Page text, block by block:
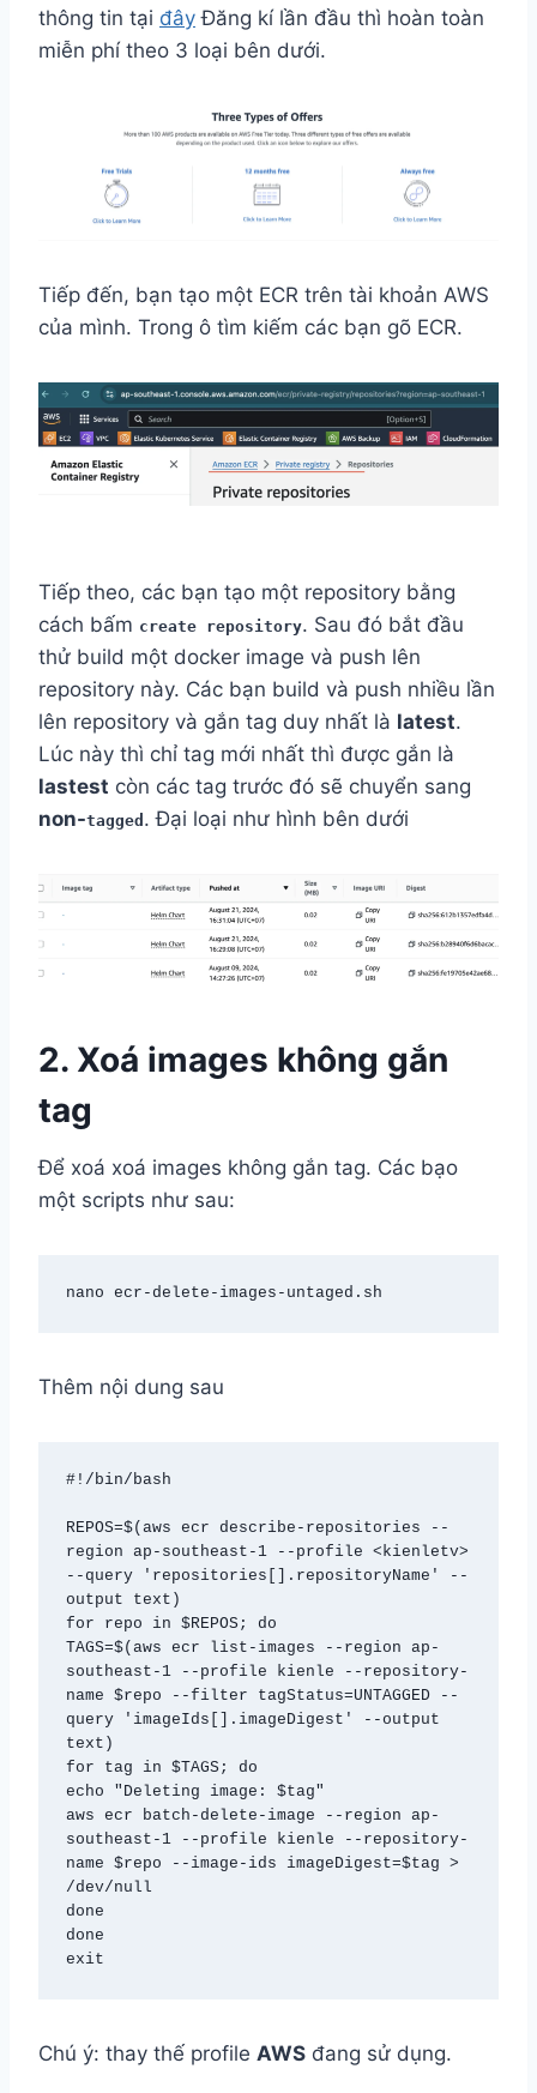
thông tin tại đây Đăng kí lần đầu thì hoàn toàn
miễn phí theo 3 loại bên dưới.
Tiếp đến, bạn tạo một ECR trên tài khoản AWS
của mình. Trong ô tìm kiếm các bạn gõ ECR.
Tiếp theo, các bạn tạo một repository bằng
cách bấm create repository. Sau đó bắt đầu
thử build một docker image và push lên
repository này. Các bạn build và push nhiều lần
lên repository và gắn tag duy nhất là latest.
Lúc này thì chỉ tag mới nhất thì được gắn là
lastest còn các tag trước đó sẽ chuyển sang
non-tagged . Đại loại như hình bên dưới
2. Xoá images không gắn
tag
Để xoá xoá images không gắn tag. Các bạo
một scripts như sau:
nano ecr-delete-images-untaged.sh
Thêm nội dung sau
#!/bin/bash
REPOS=$(aws ecr describe-repositories --
region ap-southeast-1 --profile <kienletv>
--query 'repositories[].repositoryName' --
output text)
for repo in $REPOS; do
TAGS=$(aws ecr list-images --region ap-
southeast-1 --profile kienle --repository-
name $repo --filter tagStatus=UNTAGGED --
query 'imageIds[].imageDigest' --output
text)
for tag in $TAGS; do
echo "Deleting image: $tag"
aws ecr batch-delete-image --region ap-
southeast-1 --profile kienle --repository-
name $repo --image-ids imageDigest=$tag >
/dev/null
done
done
exit
Chú ý: thay thế profile AWS đang sử dụng.